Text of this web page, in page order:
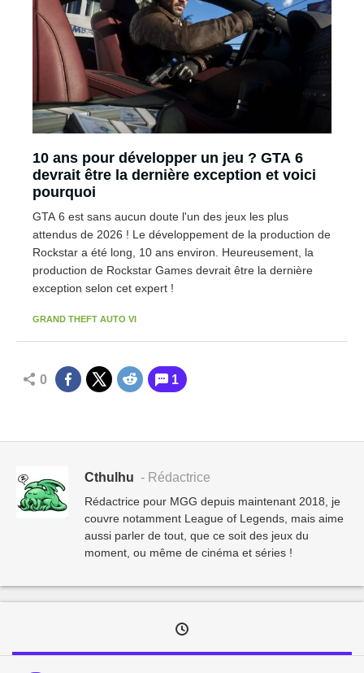
10 ans pour développer un jeu ? GTA 6
devrait être la dernière exception et voici
pourquoi
GTA 6 est sans aucun doute l'un des jeux les plus
attendus de 2026 ! Le développement de la production de
Rockstar a été long, 10 ans environ. Heureusement, la
production de Rockstar Games devrait être la dernière
exception selon cet expert !
GRAND THEFT AUTO VI
0 1
Cthulhu - Rédactrice
Rédactrice pour MGG depuis maintenant 2018, je
couvre notamment League of Legends, mais aime
aussi parler de tout, que ce soit des jeux du
moment, ou même de cinéma et séries !